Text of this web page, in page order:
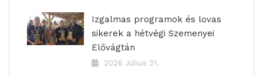
Izgalmas programok és lovas
sikerek a hétvégi Szemenyei
Elővágtán
2026 Július 21.